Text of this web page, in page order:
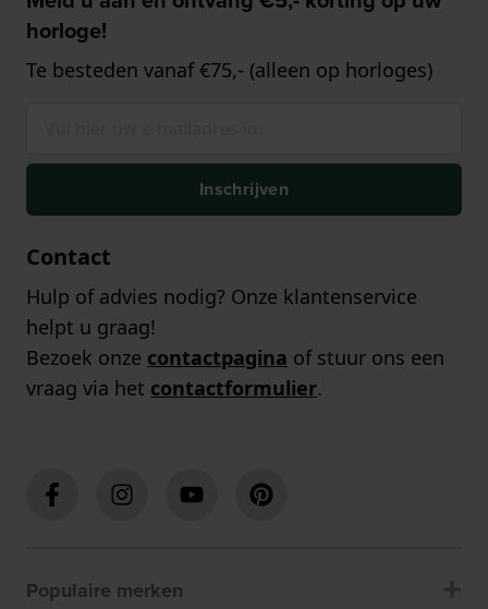
horloge!
Te besteden vanaf €75,- (alleen op horloges)
Inschrijven
Contact
Hulp of advies nodig? Onze klantenservice
helpt u graag!
Bezoek onze contactpagina of stuur ons een
vraag via het contactformulier.
Populaire merken